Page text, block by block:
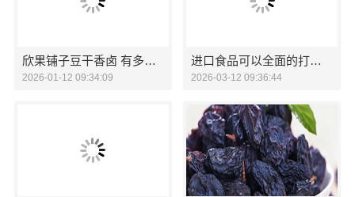
欣果铺子豆干香卤 有多样化的产品
2026-01-12 09:34:09
进口食品可以全面的打开市场吗
2026-03-12 09:36:44